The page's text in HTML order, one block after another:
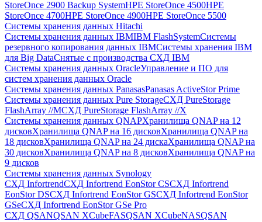
StoreOnce 2900 Backup SystemHPE StoreOnce 4500HPE
StoreOnce 4700HPE StoreOnce 4900HPE StoreOnce 5500
Системы хранения данных Hitachi
Системы хранения данных IBMIBM FlashSystemСистемы
резервного копирования данных IBMСистемы хранения IBM
для Big DataСнятые с производства СХД IBM
Системы хранения данных OracleУправление и ПО для
систем хранения данных Oracle
Системы хранения данных PanasasPanasas ActiveStor Prime
Системы хранения данных Pure StorageСХД PureStorage
FlashArray //MСХД PureStorage FlashArray //X
Системы хранения данных QNAPХранилища QNAP на 12
дисковХранилища QNAP на 16 дисковХранилища QNAP на
18 дисковХранилища QNAP на 24 дискаХранилища QNAP на
30 дисковХранилища QNAP на 8 дисковХранилища QNAP на
9 дисков
Системы хранения данных Synology
СХД InfortrendСХД Infortrend EonStor CSСХД Infortrend
EonStor DSСХД Infortrend EonStor GSСХД Infortrend EonStor
GSeСХД Infortrend EonStor GSe Pro
СХД QSANQSAN XCubeFASQSAN XCubeNASQSAN